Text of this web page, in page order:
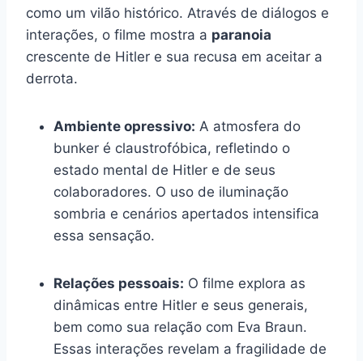
como um vilão histórico. Através de diálogos e
interações, o filme mostra a paranoia
crescente de Hitler e sua recusa em aceitar a
derrota.
Ambiente opressivo: A atmosfera do
bunker é claustrofóbica, refletindo o
estado mental de Hitler e de seus
colaboradores. O uso de iluminação
sombria e cenários apertados intensifica
essa sensação.
Relações pessoais: O filme explora as
dinâmicas entre Hitler e seus generais,
bem como sua relação com Eva Braun.
Essas interações revelam a fragilidade de